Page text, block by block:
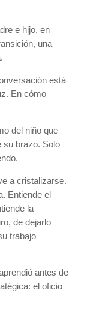
e hijo, en
una
está
En cómo
del niño que
su brazo. Solo
a cristalizarse.
Entiende el
la
de dejarlo
trabajo
antes de
el oficio